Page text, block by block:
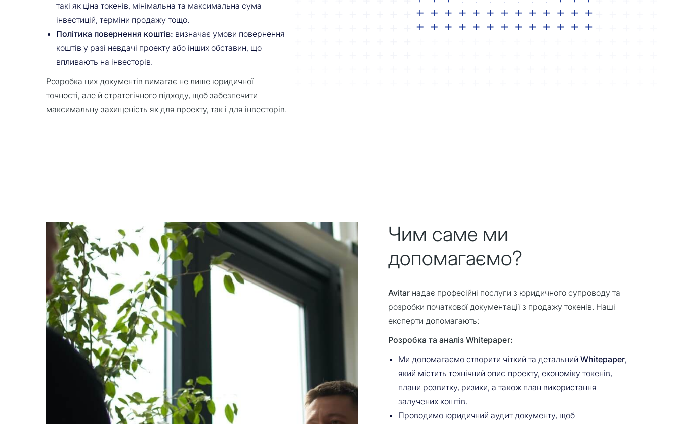
такі як ціна токенів, мінімальна та максимальна сума
інвестицій, терміни продажу тощо.
Політика повернення коштів: визначає умови повернення
коштів у разі невдачі проекту або інших обставин, що
впливають на інвесторів.
Розробка цих документів вимагає не лише юридичної
точності, але й стратегічного підходу, щоб забезпечити
максимальну захищеність як для проекту, так і для інвесторів.
Чим саме ми
допомагаємо?
Avitar надає професійні послуги з юридичного супроводу та
розробки початкової документації з продажу токенів. Наші
експерти допомагають:
Розробка та аналіз Whitepaper:
Ми допомагаємо створити чіткий та детальний Whitepaper,
який містить технічний опис проекту, економіку токенів,
плани розвитку, ризики, а також план використання
залучених коштів.
Проводимо юридичний аудит документу, щоб